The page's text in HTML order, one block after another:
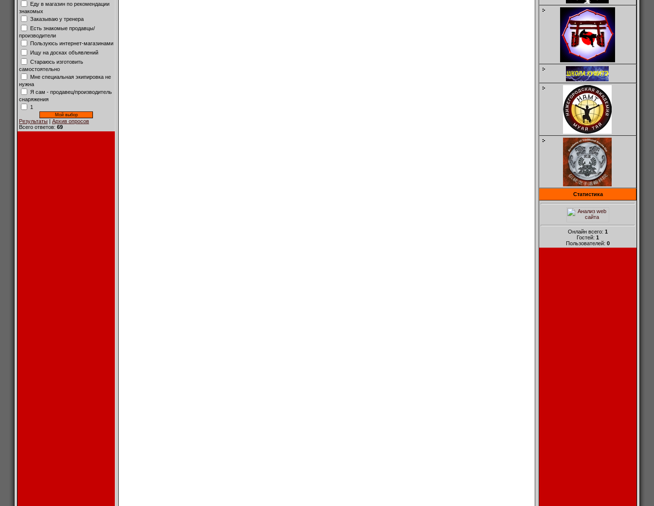
Еду в магазин по рекомендации
знакомых
Заказываю у тренера
Есть знакомые продавцы/
производители
Пользуюсь интернет-магазинами
Ищу на досках объявлений
Стараюсь изготовить
самостоятельно
Мне специальная экипировка не
нужна
Я сам - продавец/производитель
снаряжения
1
Результаты | Архив опросов
Всего ответов: 69
Статистика
Онлайн всего: 1
Гостей: 1
Пользователей: 0